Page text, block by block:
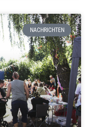
NACHRICHTEN